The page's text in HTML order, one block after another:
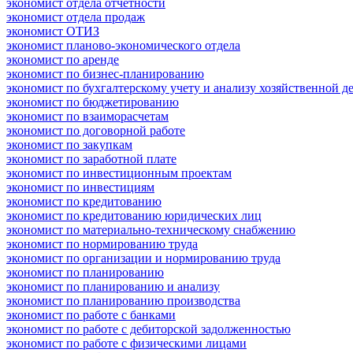
экономист отдела продаж
экономист ОТИЗ
экономист планово-экономического отдела
экономист по аренде
экономист по бизнес-планированию
экономист по бухгалтерскому учету и анализу хозяйственной
экономист по бюджетированию
экономист по взаиморасчетам
экономист по договорной работе
экономист по закупкам
экономист по заработной плате
экономист по инвестиционным проектам
экономист по инвестициям
экономист по кредитованию
экономист по кредитованию юридических лиц
экономист по материально-техническому снабжению
экономист по нормированию труда
экономист по организации и нормированию труда
экономист по планированию
экономист по планированию и анализу
экономист по планированию производства
экономист по работе с банками
экономист по работе с дебиторской задолженностью
экономист по работе с физическими лицами